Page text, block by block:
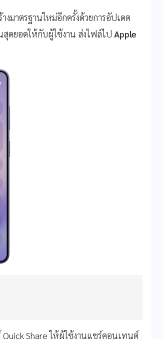
งมาตรฐานใหม่อีกครั้งด้วยการอัปเดต
ดยอดให้กับผู้ใช้งาน ส่งไฟล์ไป Apple
Share ให้ผู้ใช้งานแชร์คอนเทนต์